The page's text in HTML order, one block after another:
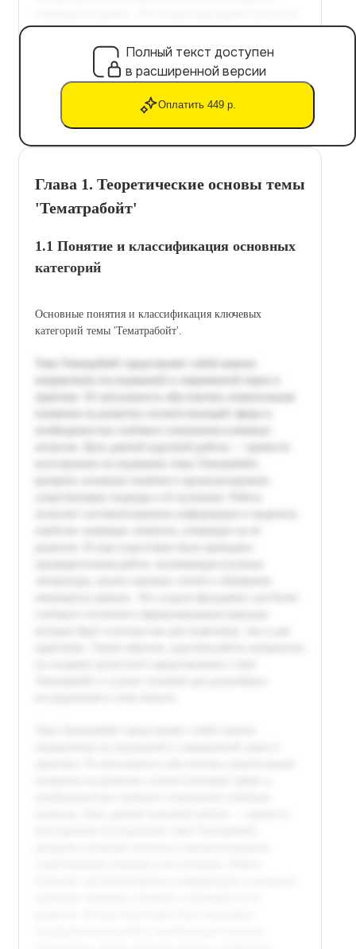
Полный текст доступен
в расширенной версии
Оплатить 449 р.
Глава 1. Теоретические основы темы
'Тематрaбойт'
1.1 Понятие и классификация основных
категорий
Основные понятия и классификация ключевых
категорий темы 'Тематрaбойт'.